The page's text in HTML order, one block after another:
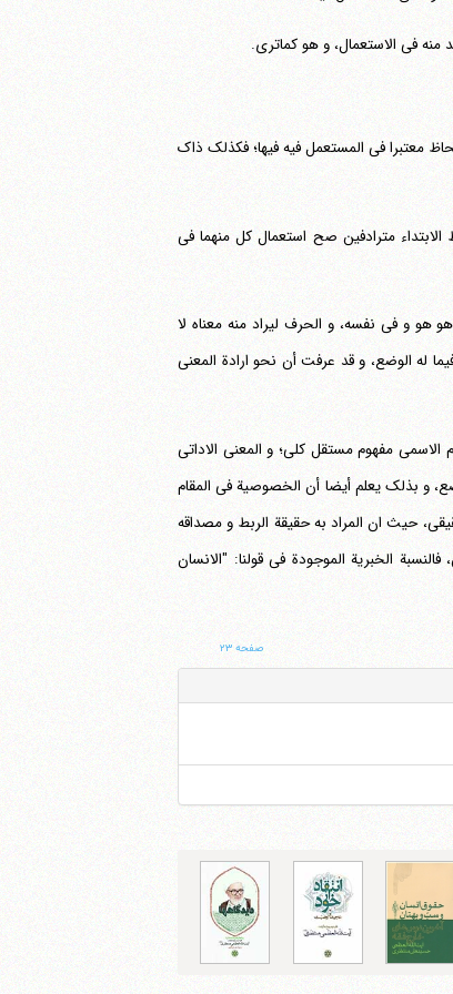
منه فی الاستعمال، و هو کماتری.
معتبرا فی المستعمل فیه فیها؛ فکذلک ذاک
مترادفین صح استعمال کل منهما فی
هو و فی نفسه، و الحرف لیراد منه معناه لا
له الوضع، و قد عرفت أن نحو ارادة المعنی
مفهوم مستقل کلی؛ و المعنی الاداتی
و بذلک یعلم أیضا أن الخصوصیة فی المقام
حیث ان المراد به حقیقة الربط و مصداقه
الخبریة الموجودة فی قولنا: "الانسان
صفحه ۲۳